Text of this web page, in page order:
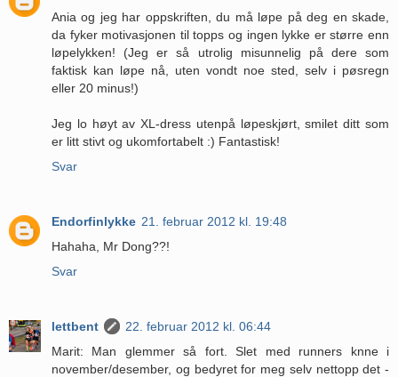
Ania og jeg har oppskriften, du må løpe på deg en skade,
da fyker motivasjonen til topps og ingen lykke er større enn
løpelykken! (Jeg er så utrolig misunnelig på dere som
faktisk kan løpe nå, uten vondt noe sted, selv i pøsregn
eller 20 minus!)
Jeg lo høyt av XL-dress utenpå løpeskjørt, smilet ditt som
er litt stivt og ukomfortabelt :) Fantastisk!
Svar
Endorfinlykke 21. februar 2012 kl. 19:48
Hahaha, Mr Dong??!
Svar
lettbent
22. februar 2012 kl. 06:44
Marit: Man glemmer så fort. Slet med runners knne i
november/desember, og bedyret for meg selv nettopp det -